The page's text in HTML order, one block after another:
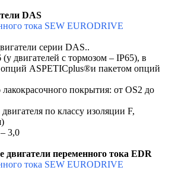
DAS
серии DAS..
двигателей с тормозом – IP65), в
опций ASPETICplus®и пакетом опций
покрытия: от OS2 до
по классу изоляции F,
3,0
переменного тока EDR